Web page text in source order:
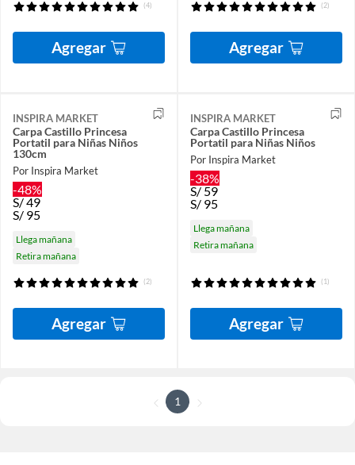
(4)
Agregar
(2)
Agregar
INSPIRA MARKET
Carpa Castillo Princesa
Portatil para Niñas Niños
130cm
Por Inspira Market
-48%
S/49
S/ 95
Llega mañana
Retira mañana
(2)
Agregar
INSPIRA MARKET
Carpa Castillo Princesa
Portatil para Niñas Niños
Por Inspira Market
-38%
S/59
S/ 95
Llega mañana
Retira mañana
(1)
Agregar
1